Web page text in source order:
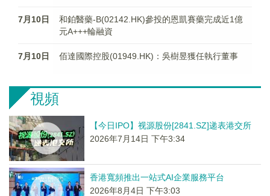
7月10日
和鉑醫藥-B(02142.HK)參投的恩凱賽藥完成近1億
元A+++輪融資
7月10日 佰達國際控股(01949.HK)：吳樹昱獲任執行董事
視頻
【今日IPO】视源股份[2841.SZ]递表港交所
2026年7月14日 下午3:34
香港寬頻推出一站式AI企業服務平台
2026年8月4日 下午3:03